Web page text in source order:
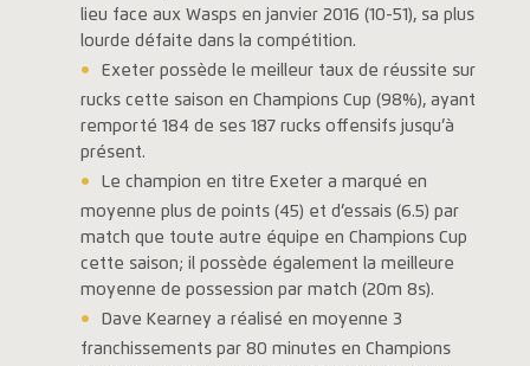
lieu face aux Wasps en janvier 2016 (10-51), sa plus
lourde défaite dans la compétition.
Exeter possède le meilleur taux de réussite sur
rucks cette saison en Champions Cup (98%), ayant
remporté 184 de ses 187 rucks offensifs jusqu’à
présent.
Le champion en titre Exeter a marqué en
moyenne plus de points (45) et d’essais (6.5) par
match que toute autre équipe en Champions Cup
cette saison; il possède également la meilleure
moyenne de possession par match (20m 8s).
Dave Kearney a réalisé en moyenne 3
franchissements par 80 minutes en Champions